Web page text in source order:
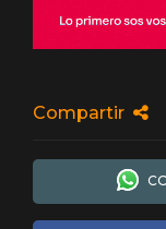
Compartir